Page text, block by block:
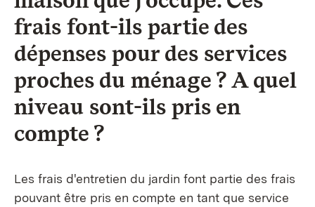
frais font-ils partie des
dépenses pour des services
proches du ménage ? A quel
niveau sont-ils pris en
compte ?
Les frais d'entretien du jardin font partie des frais
pouvant être pris en compte en tant que service